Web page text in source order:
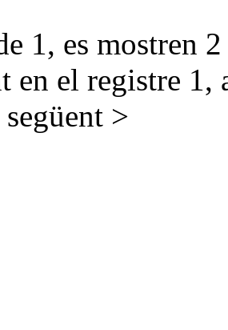
1, es mostren
en el registre 1,
següent >